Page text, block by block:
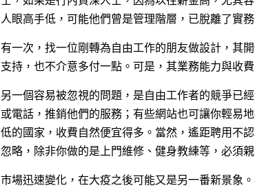
人眼高手低，可能他們曾是管理階層，已脫離了實
有一次，找一位剛轉為自由工作的朋友做設計，其
支持，也不介意多付一點。可是，其業務能力與收
另一個容易被忽視的問題，是自由工作者的競爭已
或電話，推銷他們的服務；有些網站也可讓你輕易
低的國家，收費自然便宜得多。當然，遙距聘用不
忽略，除非你做的是上門維修、健身教練等，必須
市場迅速變化，在大疫之後可能又是另一番新景象